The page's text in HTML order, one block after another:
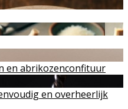
en abrikozenconfituur
en overheerlijk